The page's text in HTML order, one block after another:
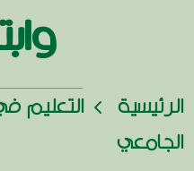
الرئيسية التعليم
الجامعي